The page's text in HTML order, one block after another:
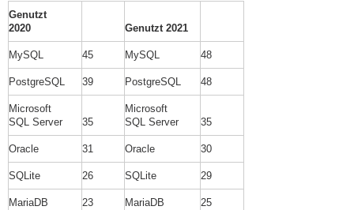
Genutzt
2020
Genutzt 2021
MySQL 45 MySQL 48
PostgreSQL 39 PostgreSQL 48
Microsoft
SQL Server
35
Microsoft
SQL Server
35
Oracle 31 Oracle 30
SQLite 26 SQLite 29
MariaDB 23 MariaDB 25